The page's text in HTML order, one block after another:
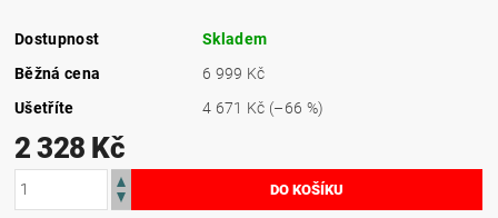
Dostupnost
Skladem
Běžná cena
6 999 Kč
Ušetříte
4 671 Kč (–66 %)
2 328 Kč